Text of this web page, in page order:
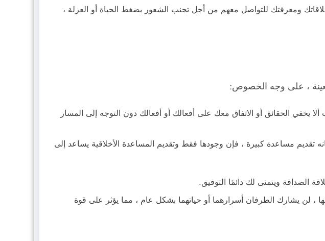
ومعرفتك للتواصل معهم من أجل تجنب الشعور بضغط الحياة أو العزلة ،
، على وجه الخصوص:
الحقائق أو الاتفاق معك على أفعالك أو أفعالك دون التوجه إلى المسار
مساعدة كبيرة ، فإن وجودها فقط وتقديم المساعدة الأخلاقية يساعد إلى
الصداقة ويتمنى لك دائمًا التوفيق.
، لن يشارك الطرفان أسرارهما أو حياتهما بشكل عام ، مما يؤثر على قوة